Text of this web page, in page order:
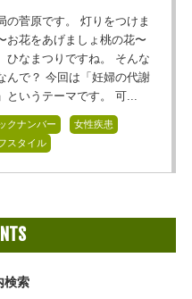
の菅原です。 灯りをつけま
お花をあげましょ桃の花〜
ひなまつりですね。 そんな
んで？ 今回は「妊婦の代謝
というテーマです。 可...
クナンバー
女性疾患
スタイル
検索